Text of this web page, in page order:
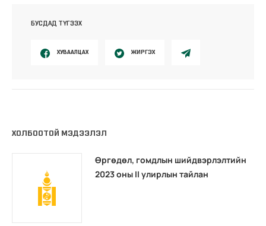
БУСДАД ТҮГЭЭХ
ХУВААЛЦАХ ЖИРГЭХ
ХОЛБООТОЙ МЭДЭЭЛЭЛ
Өргөдөл, гомдлын шийдвэрлэлтийн
2023 оны II улирлын тайлан